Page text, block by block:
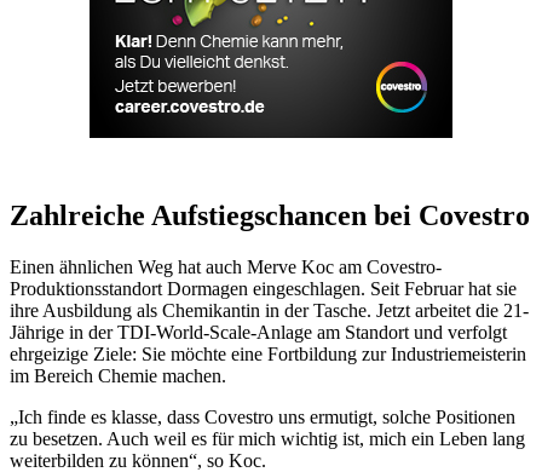
Zahlreiche Aufstiegschancen bei Covestro
Einen ähnlichen Weg hat auch Merve Koc am Covestro-
Produktionsstandort Dormagen eingeschlagen. Seit Februar hat sie
ihre Ausbildung als Chemikantin in der Tasche. Jetzt arbeitet die 21-
Jährige in der TDI-World-Scale-Anlage am Standort und verfolgt
ehrgeizige Ziele: Sie möchte eine Fortbildung zur Industriemeisterin
im Bereich Chemie machen.
„Ich finde es klasse, dass Covestro uns ermutigt, solche Positionen
zu besetzen. Auch weil es für mich wichtig ist, mich ein Leben lang
weiterbilden zu können“, so Koc.